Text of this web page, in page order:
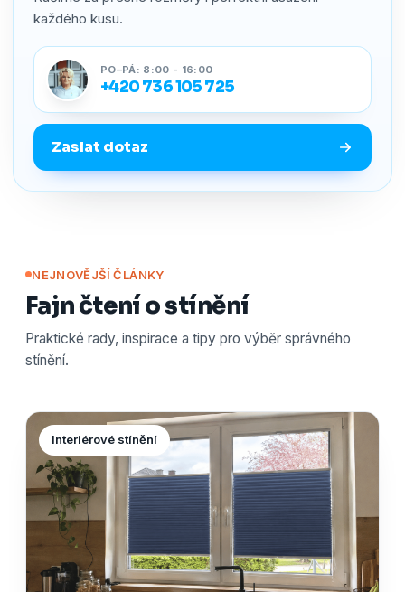
každého kusu.
PO–PÁ: 8:00 - 16:00
+420 736 105 725
Zaslat dotaz
NEJNOVĚJŠÍ ČLÁNKY
Fajn čtení o stínění
Praktické rady, inspirace a tipy pro výběr správného
stínění.
Interiérové stínění